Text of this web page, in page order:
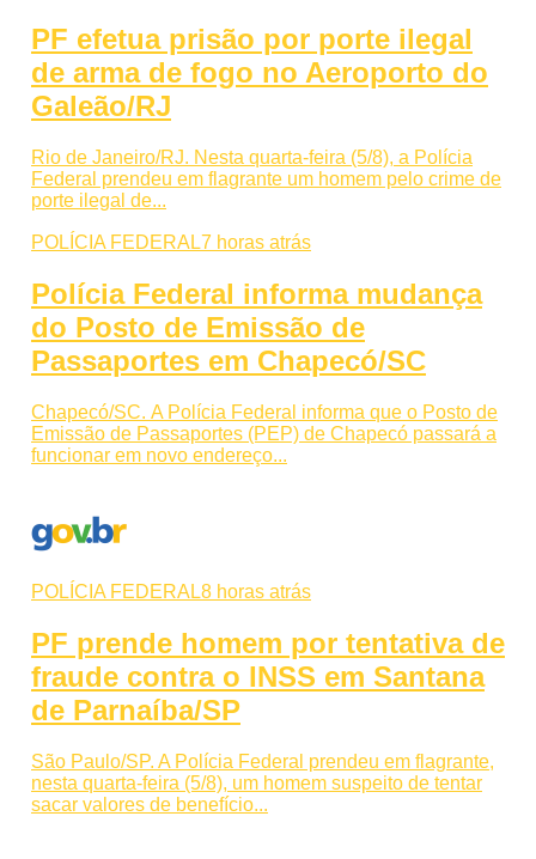
PF efetua prisão por porte ilegal
de arma de fogo no Aeroporto do
Galeão/RJ
Rio de Janeiro/RJ. Nesta quarta-feira (5/8), a Polícia
Federal prendeu em flagrante um homem pelo crime de
porte ilegal de...
POLÍCIA FEDERAL7 horas atrás
Polícia Federal informa mudança
do Posto de Emissão de
Passaportes em Chapecó/SC
Chapecó/SC. A Polícia Federal informa que o Posto de
Emissão de Passaportes (PEP) de Chapecó passará a
funcionar em novo endereço...
POLÍCIA FEDERAL8 horas atrás
PF prende homem por tentativa de
fraude contra o INSS em Santana
de Parnaíba/SP
São Paulo/SP. A Polícia Federal prendeu em flagrante,
nesta quarta-feira (5/8), um homem suspeito de tentar
sacar valores de benefício...